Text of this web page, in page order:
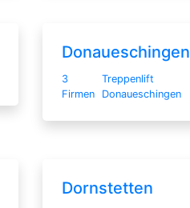
Donaueschingen
3
Firmen
Treppenlift
Donaueschingen
Dornstetten